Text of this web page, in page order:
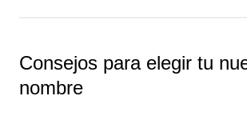
Consejos para elegir tu
nombre